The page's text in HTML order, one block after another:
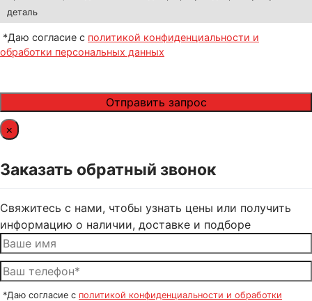
деталь
*Даю согласие с политикой конфиденциальности и
обработки персональных данных
×
Заказать обратный звонок
Свяжитесь с нами, чтобы узнать цены или получить
информацию о наличии, доставке и подборе
*Даю согласие с политикой конфиденциальности и обработки